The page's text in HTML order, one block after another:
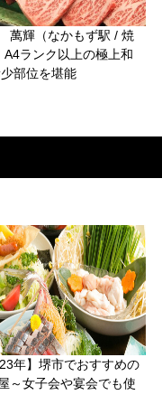
輝（なかもず駅 / 焼
A4ランク以上の極上和
部位を堪能
年】堺市でおすすめの
～女子会や宴会でも使